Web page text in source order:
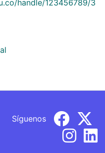
handle/123456789/3
Síguenos